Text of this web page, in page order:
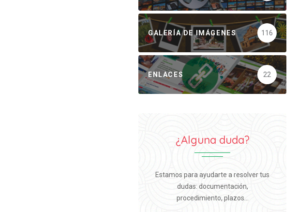
GALERÍA DE IMÁGENES 116
ENLACES 22
¿Alguna duda?
Estamos para ayudarte a resolver tus
dudas: documentación,
procedimiento, plazos...